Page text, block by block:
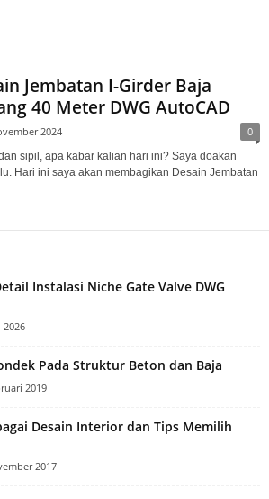
Jembatan I-Girder Baja
40 Meter DWG AutoCAD
2024 0
sipil, apa kabar kalian hari ini? Saya doakan
Hari ini saya akan membagikan Desain Jembatan
Instalasi Niche Gate Valve DWG
2026
Pada Struktur Beton dan Baja
2019
Desain Interior dan Tips Memilih
2017